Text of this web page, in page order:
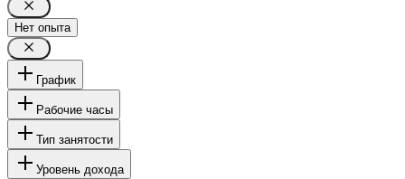
Нет опыта
График
Рабочие часы
Тип занятости
Уровень дохода